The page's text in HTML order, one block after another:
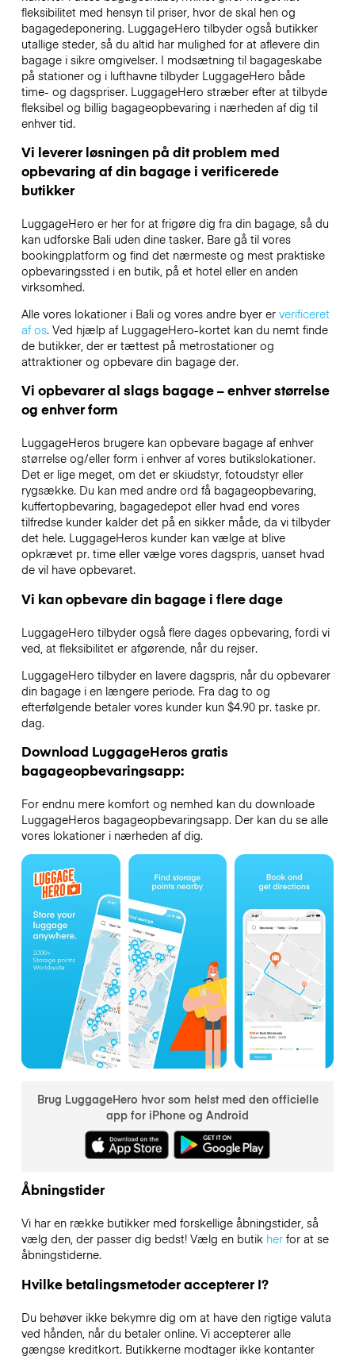
fleksibilitet med hensyn til priser, hvor de skal hen og
bagagedeponering. LuggageHero tilbyder også butikker
utallige steder, så du altid har mulighed for at aflevere din
bagage i sikre omgivelser. I modsætning til bagageskabe
på stationer og i lufthavne tilbyder LuggageHero både
time- og dagspriser. LuggageHero stræber efter at tilbyde
fleksibel og billig bagageopbevaring i nærheden af dig til
enhver tid.
Vi leverer løsningen på dit problem med
opbevaring af din bagage i verificerede
butikker
LuggageHero er her for at frigøre dig fra din bagage, så du
kan udforske Bali uden dine tasker. Bare gå til vores
bookingplatform og find det nærmeste og mest praktiske
opbevaringssted i en butik, på et hotel eller en anden
virksomhed.
Alle vores lokationer i Bali og vores andre byer er verificeret
af os. Ved hjælp af LuggageHero-kortet kan du nemt finde
de butikker, der er tættest på metrostationer og
attraktioner og opbevare din bagage der.
Vi opbevarer al slags bagage – enhver størrelse
og enhver form
LuggageHeros brugere kan opbevare bagage af enhver
størrelse og/eller form i enhver af vores butikslokationer.
Det er lige meget, om det er skiudstyr, fotoudstyr eller
rygsække. Du kan med andre ord få bagageopbevaring,
kuffertopbevaring, bagagedepot eller hvad end vores
tilfredse kunder kalder det på en sikker måde, da vi tilbyder
det hele. LuggageHeros kunder kan vælge at blive
opkrævet pr. time eller vælge vores dagspris, uanset hvad
de vil have opbevaret.
Vi kan opbevare din bagage i flere dage
LuggageHero tilbyder også flere dages opbevaring, fordi vi
ved, at fleksibilitet er afgørende, når du rejser.
LuggageHero tilbyder en lavere dagspris, når du opbevarer
din bagage i en længere periode. Fra dag to og
efterfølgende betaler vores kunder kun $4.90 pr. taske pr.
dag.
Download LuggageHeros gratis
bagageopbevaringsapp:
For endnu mere komfort og nemhed kan du downloade
LuggageHeros bagageopbevaringsapp. Der kan du se alle
vores lokationer i nærheden af dig.
Brug LuggageHero hvor som helst med den officielle
app for iPhone og Android
Åbningstider
Vi har en række butikker med forskellige åbningstider, så
vælg den, der passer dig bedst! Vælg en butik herfor at se
åbningstiderne.
Hvilke betalingsmetoder accepterer I?
Du behøver ikke bekymre dig om at have den rigtige valuta
ved hånden, når du betaler online. Vi accepterer alle
gængse kreditkort. Butikkerne modtager ikke kontanter